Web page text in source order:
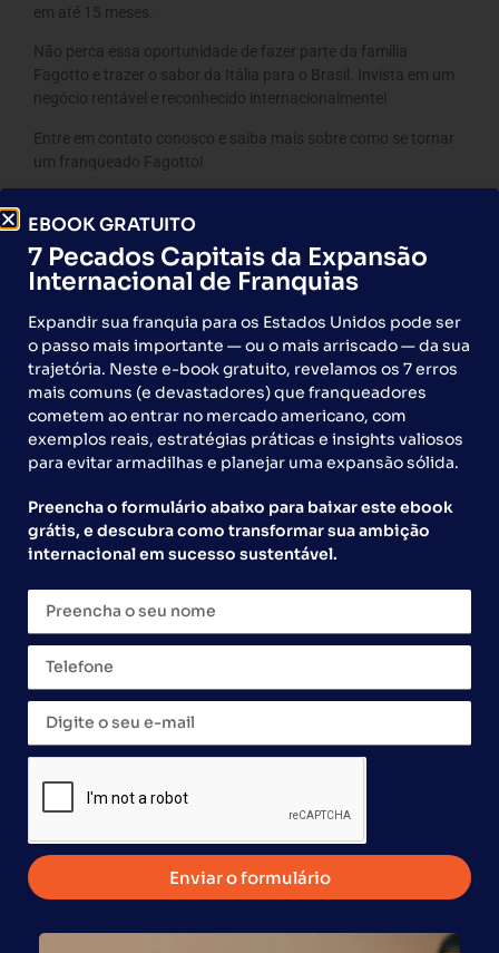
em até 15 meses.
Não perca essa oportunidade de fazer parte da família
Fagotto e trazer o sabor da Itália para o Brasil. Invista em um
negócio rentável e reconhecido internacionalmente!
Entre em contato conosco e saiba mais sobre como se tornar
um franqueado Fagotto!
#InvestimentoSeguro
Tem interesse nessa
franquia? Preencha o
formulário abaixo.
EBOOK GRATUITO
7 Pecados Capitais da Expansão
Internacional de Franquias
Expandir sua franquia para os Estados Unidos pode ser
o passo mais importante — ou o mais arriscado — da sua
trajetória. Neste e-book gratuito, revelamos os 7 erros
mais comuns (e devastadores) que franqueadores
cometem ao entrar no mercado americano, com
exemplos reais, estratégias práticas e insights valiosos
para evitar armadilhas e planejar uma expansão sólida.
Preencha o formulário abaixo para baixar este ebook
grátis, e descubra como transformar sua ambição
internacional em sucesso sustentável.
Enviar o formulário